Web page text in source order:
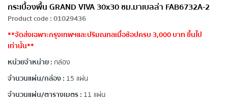
กระเบื้องพื้น GRAND VIVA 30x30 ซม.มาเบลล่า FAB6732A-2
Product code:01029436
**จัดส่งเฉพาะกรุงเทพฯและปริมณฑลเมื่อช้อปครบ 3,000 บาท ขึ้นไป
เท่านั้น**
หน่วยจำหน่าย : กล่อง
จำนวนแผ่น/กล่อง : 15 แผ่น
จำนวนแผ่น/ตารางเมตร : 11 แผ่น